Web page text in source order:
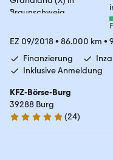
EZ 09/2018• 86.000 km •
Finanzierung
Inklusive Anmeldung
KFZ-Börse-Burg
39288 Burg
5 Sterne
(24)